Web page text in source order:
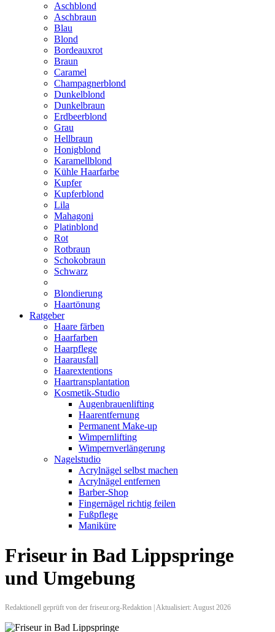
Aschblond
Aschbraun
Blau
Blond
Bordeauxrot
Braun
Caramel
Champagnerblond
Dunkelblond
Dunkelbraun
Erdbeerblond
Grau
Hellbraun
Honigblond
Karamellblond
Kühle Haarfarbe
Kupfer
Kupferblond
Lila
Mahagoni
Platinblond
Rot
Rotbraun
Schokobraun
Schwarz
Blondierung
Haartönung
Ratgeber
Haare färben
Haarfarben
Haarpflege
Haarausfall
Haarextentions
Haartransplantation
Kosmetik-Studio
Augenbrauenlifting
Haarentfernung
Permanent Make-up
Wimpernlifting
Wimpernverlängerung
Nagelstudio
Acrylnägel selbst machen
Acrylnägel entfernen
Barber-Shop
Fingernägel richtig feilen
Fußpflege
Maniküre
Friseur in Bad Lippspringe
und Umgebung
Redaktionell geprüft von der friseur.org-Redaktion | Aktualisiert: August 2026